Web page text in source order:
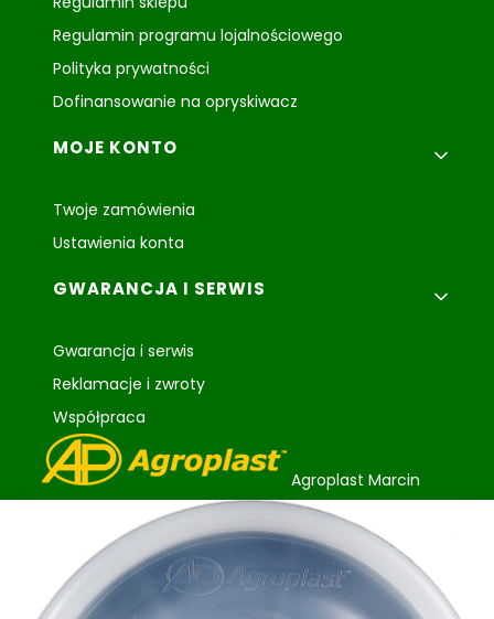
Regulamin programu lojalnościowego
Polityka prywatności
Dofinansowanie na opryskiwacz
MOJE KONTO
Twoje zamówienia
Ustawienia konta
GWARANCJA I SERWIS
Gwarancja i serwis
Reklamacje i zwroty
Współpraca
Agroplast Marcin
ul. Lubelska 24
22-107 Sawin